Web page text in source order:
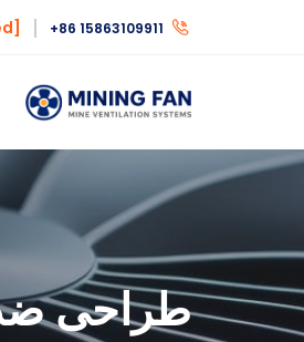
+86 15863109911
[email protected]
طراحی